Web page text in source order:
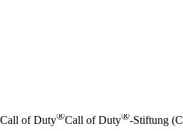
Call of Duty®Call of Duty®-Stiftung